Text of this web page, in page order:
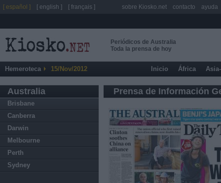
Periódicos de Australia
Toda la prensa de hoy
Hemeroteca 15/Nov/2012 Inicio África
Australia
Brisbane
Canberra
Darwin
Melbourne
Perth
Sydney
Prensa de Información
[ español ] [ english ] [ français ] sobre Kiosko.net contacto ayuda